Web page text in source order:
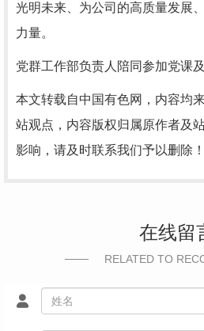
光明未来、为公司的高质量发展
力量。
党群工作部负责人陪同参加党课及
本文转载自中国有色网，内容均
站观点，内容版权归属原作者及
影响，请及时联系我们予以删除！
在线留
RELATED TO